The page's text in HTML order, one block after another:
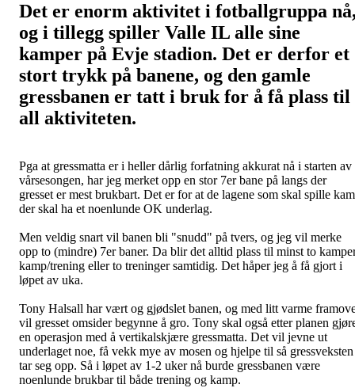
Det er enorm aktivitet i fotballgruppa
og i tillegg spiller Valle IL alle sine
kamper på Evje stadion. Det er derfor et
stort trykk på banene, og den gamle
gressbanen er tatt i bruk for å få plass til
all aktiviteten.
Pga at gressmatta er i heller dårlig forfatning akkurat nå i starten av
vårsesongen, har jeg merket opp en stor 7er bane på langs der
gresset er mest brukbart. Det er for at de lagene som skal spille
der skal ha et noenlunde OK underlag.
Men veldig snart vil banen bli "snudd" på tvers, og jeg vil merke
opp to (mindre) 7er baner. Da blir det alltid plass til minst to
kamp/trening eller to treninger samtidig. Det håper jeg å få gjort i
løpet av uka.
Tony Halsall har vært og gjødslet banen, og med litt varme
vil gresset omsider begynne å gro. Tony skal også etter planen
en operasjon med å vertikalskjære gressmatta. Det vil jevne ut
underlaget noe, få vekk mye av mosen og hjelpe til så gressveksten
tar seg opp. Så i løpet av 1-2 uker nå burde gressbanen være
noenlunde brukbar til både trening og kamp.